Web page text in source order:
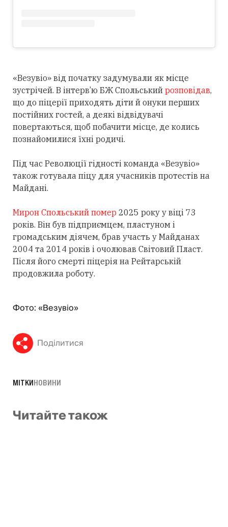
«Везувіо» від початку задумували як місце
зустрічей. В інтерв’ю БЖ Спольський розповідав,
що до піцерії приходять діти й онуки перших
постійних гостей, а деякі відвідувачі
повертаються, щоб побачити місце, де колись
познайомилися їхні родичі.
Під час Революції гідності команда «Везувіо»
також готувала піцу для учасників протестів на
Майдані.
Мирон Спольський помер 2025 року у віці 73
років. Він був підприємцем, пластуном і
громадським діячем, брав участь у Майданах
2004 та 2014 років і очолював Світовий Пласт.
Після його смерті піцерія на Рейтарській
продовжила роботу.
Фото: «Везувіо»
Поділитися
МІТКИНОВИНИ
Читайте також